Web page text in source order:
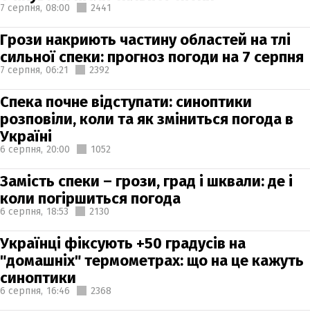
7 серпня, 08:00 2441
Грози накриють частину областей на тлі
сильної спеки: прогноз погоди на 7 серпня
7 серпня, 06:21 2392
Спека почне відступати: синоптики
розповіли, коли та як зміниться погода в
Україні
6 серпня, 20:00 1052
Замість спеки – грози, град і шквали: де і
коли погіршиться погода
6 серпня, 18:53 2130
Українці фіксують +50 градусів на
"домашніх" термометрах: що на це кажуть
синоптики
6 серпня, 16:46 2368